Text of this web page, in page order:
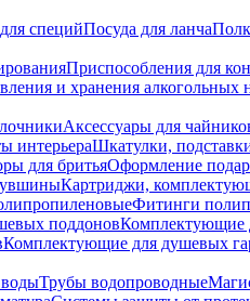
специйПосуда для ланча
Приспособления для
и хранения алкогольных
Аксессуары для
интерьераШкатулки,
для бритьяОформление
Картриджи,
Фитинги
поддоновКомплектующие
Комплектующие для душевых
Трубы водопроводные